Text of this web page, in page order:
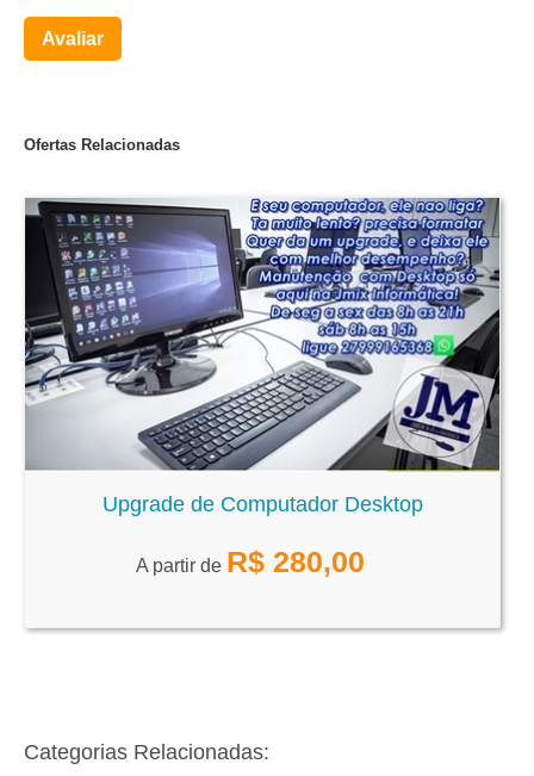
Avaliar
Ofertas Relacionadas
Upgrade de Computador Desktop
A partir de R$ 280,00
Categorias Relacionadas: